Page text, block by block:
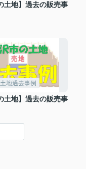
土地】過去の販売事
地過去事例
土地】過去の販売事